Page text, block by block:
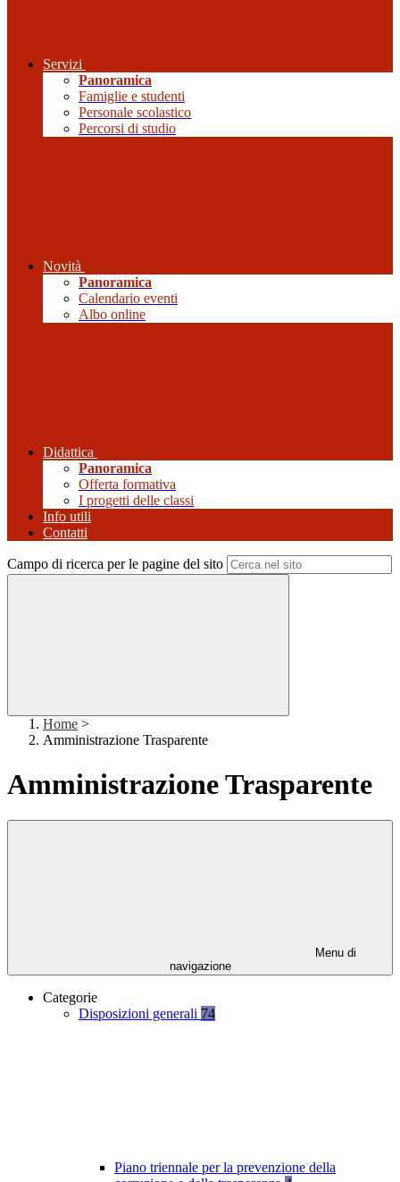
Servizi
Panoramica
Famiglie e studenti
Personale scolastico
Percorsi di studio
Novità
Panoramica
Calendario eventi
Albo online
Didattica
Panoramica
Offerta formativa
I progetti delle classi
Info utili
Contatti
Campo di ricerca per le pagine del sito
Home >
Amministrazione Trasparente
Amministrazione Trasparente
Menu di
navigazione
Categorie
Disposizioni generali 74
Piano triennale per la prevenzione della